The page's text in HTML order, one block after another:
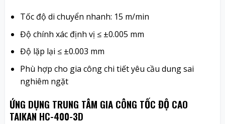
Tốc độ di chuyển nhanh: 15 m/min
Độ chính xác định vị ≤ ±0.005 mm
Độ lặp lại ≤ ±0.003 mm
Phù hợp cho gia công chi tiết yêu cầu dung sai
nghiêm ngặt
ỨNG DỤNG TRUNG TÂM GIA CÔNG TỐC ĐỘ CAO
TAIKAN HC-400-3D